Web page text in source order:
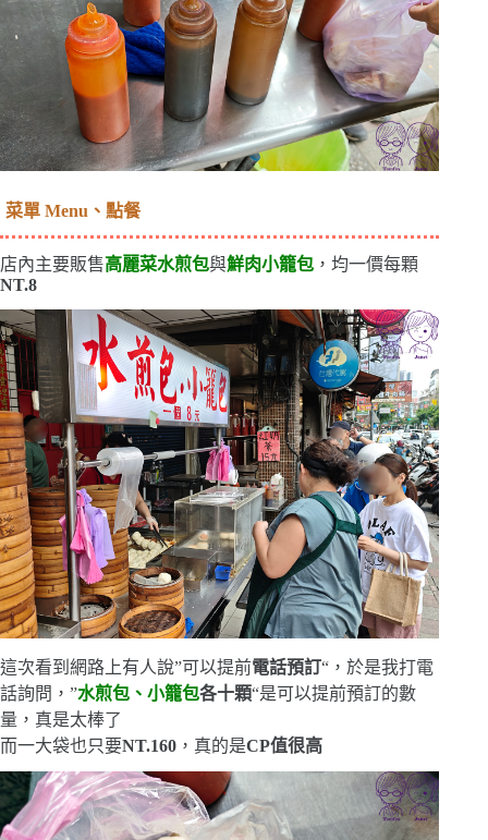
菜單 Menu、點餐
店內主要販售高麗菜水煎包與鮮肉小籠包 ，均一價每顆
NT.8
這次看到網路上有人說”可以提前電話預訂“，於是我打電
話詢問，”水煎包、小籠包各十顆“是可以提前預訂的數
量，真是太棒了
而一大袋也只要NT.160 ，真的是CP值很高